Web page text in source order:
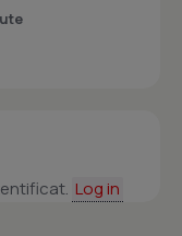
Log in